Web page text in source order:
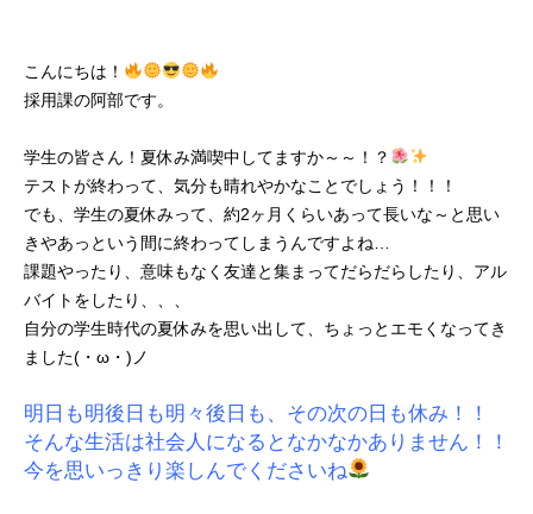
こんにちは！
採用課の阿部です。
学生の皆さん！夏休み満喫中してますか～～！？
テストが終わって、気分も晴れやかなことでしょう！！！
でも、学生の夏休みって、約2ヶ月くらいあって長いな～と思い
きやあっという間に終わってしまうんですよね…
課題やったり、意味もなく友達と集まってだらだらしたり、アル
バイトをしたり、、、
自分の学生時代の夏休みを思い出して、ちょっとエモくなってき
ました(・ω・)ノ
明日も明後日も明々後日も、その次の日も休み！！
そんな生活は社会人になるとなかなかありません！！
今を思いっきり楽しんでくださいね